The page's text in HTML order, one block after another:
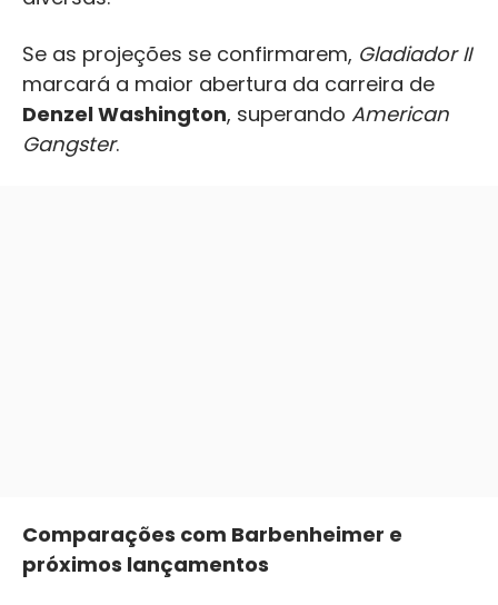
Se as projeções se confirmarem, Gladiador II
marcará a maior abertura da carreira de
Denzel Washington, superando American
Gangster.
Comparações com Barbenheimer e
próximos lançamentos